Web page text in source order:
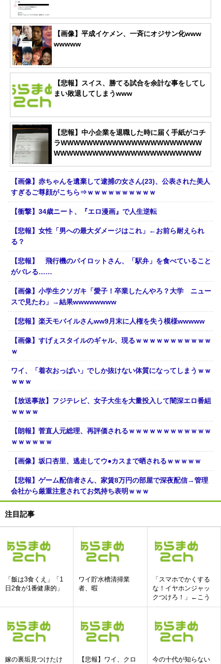
【画像】平成イケメン、一斉にオジサン化www
wwwww
【悲報】スイス、勝てる試合を余計な事をしてし
まい敗退してしまうwww
【悲報】中小企業を退職した時に届く手紙がコチ
ラWWWWWWWWWWWWWWWWWWWWWW
WWWWWWWWWWWWWWWWWWWWWWW
【画像】赤ちゃんを遺棄して逮捕の女さん(23)、公表された美人
すぎるご尊顔がこちら⇒ｗｗｗｗｗｗｗｗｗｗ
【衝撃】34歳ニート、『エロ漫画』で人生逆転
【悲報】女性「男への最大ダメージはこれ」←お前ら耐えられ
る？
【悲報】 飛行機のパイロットさん、「駅弁」を食べていること
がバレる……
【画像】小学生クソガキ「愛子！卒業したんやろ？大学 ニュー
スで見たわ」→結果wwwwwwww
【悲報】楽天モバイルさんww9月末に人権を失う模様wwwww
【画像】すげぇスタイルのギャル、現るｗｗｗｗｗｗｗｗｗｗｗ
ｗ
ワイ、「着衣おっばい」でしか抜けない体質になってしまうｗｗ
ｗｗｗ
【放送事故】フジテレビ、女子大生を大量投入して闇深エロ番組
ｗｗｗｗ
【朗報】菅直人元総理、再評価されるｗｗｗｗｗｗｗｗｗｗｗｗ
ｗｗｗｗｗｗ
【画像】坂口杏里、逃走してウ●カスまで晒されるｗｗｗｗｗ
【悲報】ゲーム配信者さん、家賃8万円の部屋で深夜配信→管理
会社から厳重注意されてお気持ち表明ｗｗｗ
注目記事
「飯は3食くえ」「1
日2食が1番健康的」
ワイ貯水槽清掃業
者、暇
「スマホでかくする
な！イヤホンジャッ
クつけろ！」←こう
いう人達ってどこい
嫁の裏垢見つけたけ
【悲報】ワイ、クロ
今の十代が知らない